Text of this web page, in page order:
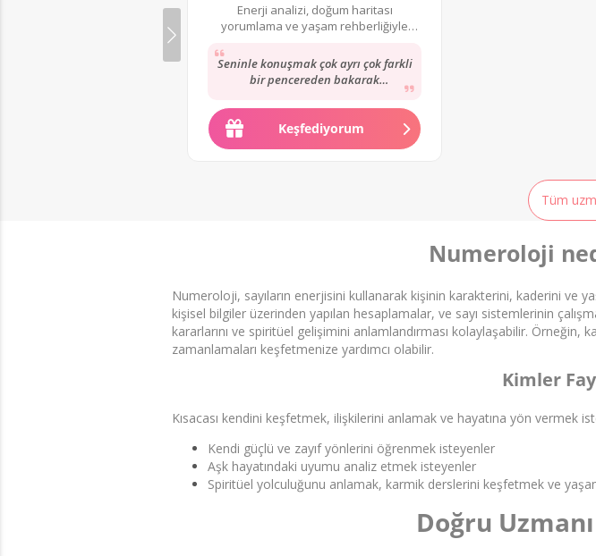
Enerji analizi, doğum haritası
yorumlama ve yaşam rehberliğiyle
Seninle konuşmak çok ayrı çok farkli
bir pencereden bakarak
yetenek !!! Sonradan...
Keşfediyorum
Tüm
Numeroloji
Numeroloji, sayıların enerjisini kullanarak kişinin karakterini, kaderini
kişisel bilgiler üzerinden yapılan hesaplamalar, ve sayı sistemlerinin
kararlarını ve spiritüel gelişimini anlamlandırması kolaylaşabilir. Örneğin,
zamanlamaları keşfetmenize yardımcı olabilir.
Kimler
Kısacası kendini keşfetmek, ilişkilerini anlamak ve hayatına yön vermek
Kendi güçlü ve zayıf yönlerini öğrenmek isteyenler
Aşk hayatındaki uyumu analiz etmek isteyenler
Spiritüel yolculuğunu anlamak, karmik derslerini keşfetmek ve
Doğru